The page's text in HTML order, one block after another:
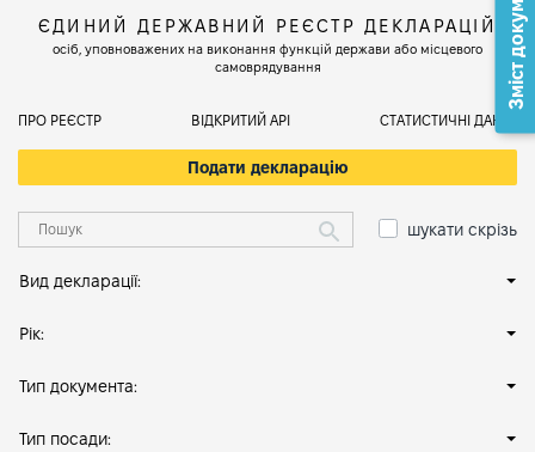
ЄДИНИЙ ДЕРЖАВНИЙ РЕЄСТР ДЕКЛАРАЦІЙ
осіб, уповноважених на виконання функцій держави або місцевого
самоврядування
ПРО РЕЄСТР ВІДКРИТИЙ АРІ СТАТИСТИЧНІ ДАНІ
Подати декларацію
шукати скрізь
Вид декларації:
Рік:
Тип документа:
Тип посади:
Зміст документа